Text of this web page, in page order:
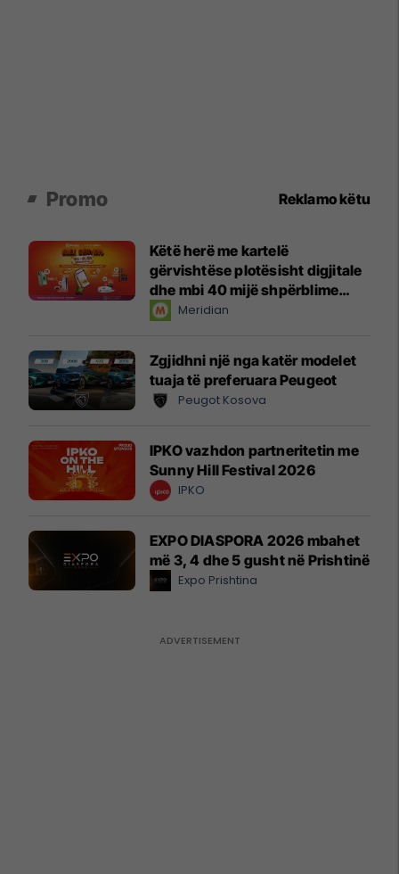
Promo Reklamo këtu
Këtë herë me kartelë
gërvishtëse plotësisht digjitale
dhe mbi 40 mijë shpërblime
instant!Meridian
Zgjidhni një nga katër modelet
tuaja të preferuara Peugeot
Peugot Kosova
IPKO vazhdon partneritetin me
Sunny Hill Festival 2026
IPKO
EXPO DIASPORA 2026 mbahet
më 3, 4 dhe 5 gusht në Prishtinë
Expo Prishtina